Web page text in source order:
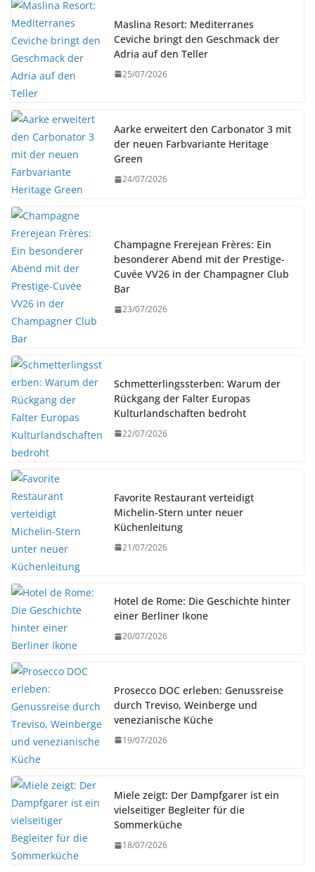
Maslina Resort: Mediterranes
Ceviche bringt den Geschmack der
Adria auf den Teller
25/07/2026
Aarke erweitert den Carbonator 3 mit
der neuen Farbvariante Heritage
Green
24/07/2026
Champagne Frerejean Frères: Ein
besonderer Abend mit der Prestige-
Cuvée VV26 in der Champagner Club
Bar
23/07/2026
Schmetterlingssterben: Warum der
Rückgang der Falter Europas
Kulturlandschaften bedroht
22/07/2026
Favorite Restaurant verteidigt
Michelin-Stern unter neuer
Küchenleitung
21/07/2026
Hotel de Rome: Die Geschichte hinter
einer Berliner Ikone
20/07/2026
Prosecco DOC erleben: Genussreise
durch Treviso, Weinberge und
venezianische Küche
19/07/2026
Miele zeigt: Der Dampfgarer ist ein
vielseitiger Begleiter für die
Sommerküche
18/07/2026